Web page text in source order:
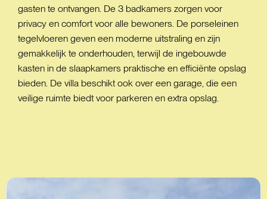
gasten te ontvangen. De 3 badkamers zorgen voor
privacy en comfort voor alle bewoners. De porseleinen
tegelvloeren geven een moderne uitstraling en zijn
gemakkelijk te onderhouden, terwijl de ingebouwde
kasten in de slaapkamers praktische en efficiënte opslag
bieden. De villa beschikt ook over een garage, die een
veilige ruimte biedt voor parkeren en extra opslag.